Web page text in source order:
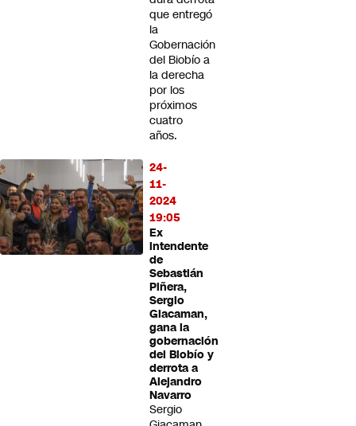
que entregó
la
Gobernación
del Biobío a
la derecha
por los
próximos
cuatro
años.
24-
11-
2024
19:05
Ex
intendente
de
Sebastián
Piñera,
Sergio
Giacaman,
gana la
gobernación
del Biobío y
derrota a
Alejandro
Navarro
Sergio